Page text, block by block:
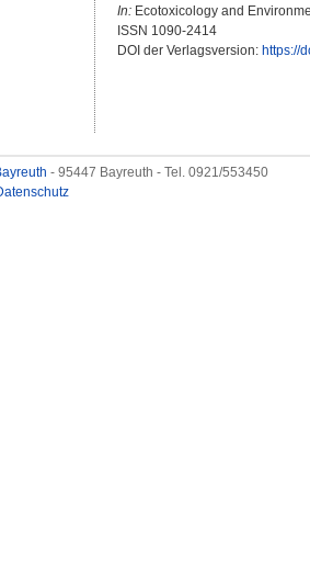
In: Ecotoxicology and
ISSN 1090-2414
DOI der Verlagsversion: https://
- 95447 Bayreuth - Tel. 0921/553450